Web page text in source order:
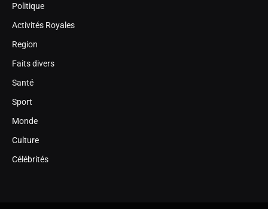
Politique
Activités Royales
Region
Faits divers
Santé
Sport
Monde
Culture
Célébrités